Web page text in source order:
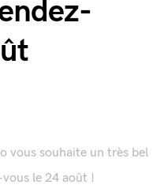
vous souhaite un très bel
le 24 août !